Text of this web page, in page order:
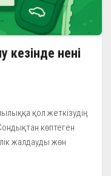
кезінде нені
қол жеткізудің
көптеген
жалдауды жөн